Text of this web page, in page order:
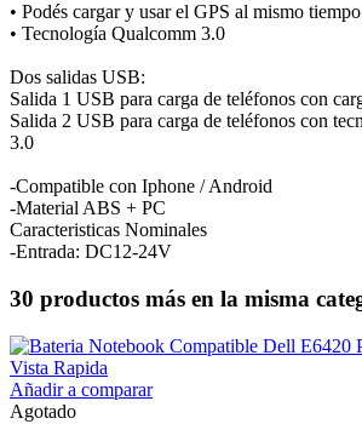
• Podés cargar y usar el GPS al mismo
• Tecnología Qualcomm 3.0
Dos salidas USB:
Salida 1 USB para carga de teléfonos con
Salida 2 USB para carga de teléfonos con
3.0
-Compatible con Iphone / Android
-Material ABS + PC
Caracteristicas Nominales
-Entrada: DC12-24V
30 productos más en la misma
Vista Rapida
Añadir a comparar
Agotado